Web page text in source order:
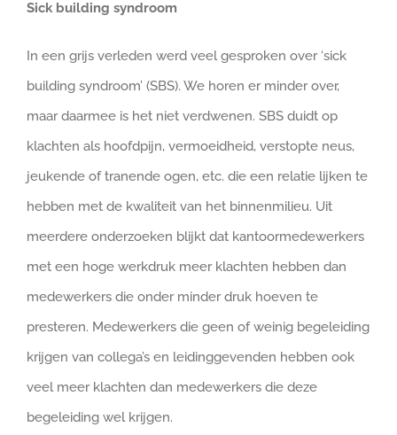
Sick building syndroom
In een grijs verleden werd veel gesproken over ‘sick
building syndroom’ (SBS). We horen er minder over,
maar daarmee is het niet verdwenen. SBS duidt op
klachten als hoofdpijn, vermoeidheid, verstopte neus,
jeukende of tranende ogen, etc. die een relatie lijken te
hebben met de kwaliteit van het binnenmilieu. Uit
meerdere onderzoeken blijkt dat kantoormedewerkers
met een hoge werkdruk meer klachten hebben dan
medewerkers die onder minder druk hoeven te
presteren. Medewerkers die geen of weinig begeleiding
krijgen van collega’s en leidinggevenden hebben ook
veel meer klachten dan medewerkers die deze
begeleiding wel krijgen.